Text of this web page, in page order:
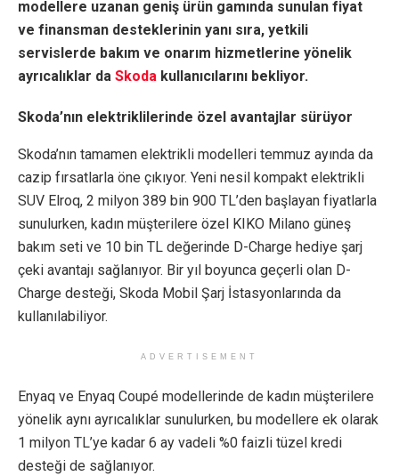
modellere uzanan geniş ürün gamında sunulan fiyat
ve finansman desteklerinin yanı sıra, yetkili
servislerde bakım ve onarım hizmetlerine yönelik
ayrıcalıklar da Skoda kullanıcılarını bekliyor.
Skoda’nın elektriklilerinde özel avantajlar sürüyor
Skoda’nın tamamen elektrikli modelleri temmuz ayında da
cazip fırsatlarla öne çıkıyor. Yeni nesil kompakt elektrikli
SUV Elroq, 2 milyon 389 bin 900 TL’den başlayan fiyatlarla
sunulurken, kadın müşterilere özel KIKO Milano güneş
bakım seti ve 10 bin TL değerinde D-Charge hediye şarj
çeki avantajı sağlanıyor. Bir yıl boyunca geçerli olan D-
Charge desteği, Skoda Mobil Şarj İstasyonlarında da
kullanılabiliyor.
ADVERTISEMENT
Enyaq ve Enyaq Coupé modellerinde de kadın müşterilere
yönelik aynı ayrıcalıklar sunulurken, bu modellere ek olarak
1 milyon TL’ye kadar 6 ay vadeli %0 faizli tüzel kredi
desteği de sağlanıyor.